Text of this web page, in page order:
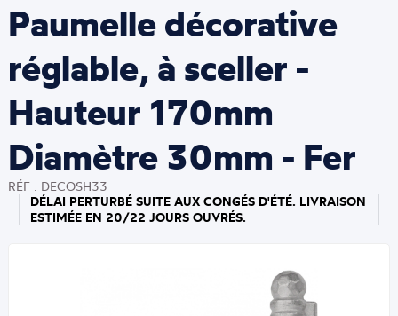
Paumelle décorative
réglable, à sceller -
Hauteur 170mm
Diamètre 30mm - Fer
RÉF : DECOSH33
DÉLAI PERTURBÉ SUITE AUX CONGÉS D'ÉTÉ. LIVRAISON
ESTIMÉE EN 20/22 JOURS OUVRÉS.